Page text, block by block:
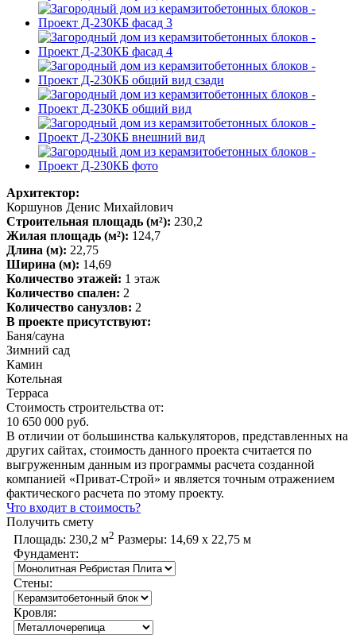
Архитектор:
Коршунов Денис Михайлович
Строительная площадь (м²): 230,2
Жилая площадь (м²): 124,7
Длина (м): 22,75
Ширина (м): 14,69
Количество этажей: 1 этаж
Количество спален: 2
Количество санузлов: 2
В проекте присутствуют:
Баня/сауна
Зимний сад
Камин
Котельная
Терраса
Стоимость строительства от:
10 650 000 руб.
В отличии от большинства калькуляторов, представленных на
других сайтах, стоимость данного проекта считается по
выгруженным данным из программы расчета созданной
компанией «Приват-Строй» и является точным отражением
фактического расчета по этому проекту.
Что входит в стоимость?
Получить смету
Площадь: 230,2 м2 Размеры: 14,69 х 22,75 м
Фундамент:
Стены:
Кровля: